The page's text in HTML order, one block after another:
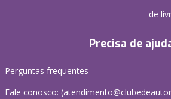
de
Precisa de
Perguntas frequentes
Fale conosco: